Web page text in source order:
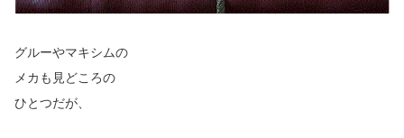
グルーやマキシムの
メカも見どころの
ひとつだが、